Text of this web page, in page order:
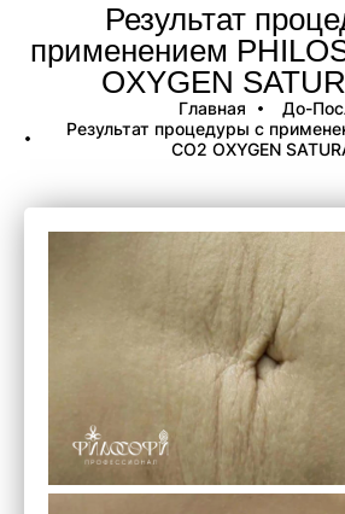
Результат
применением
OXYGEN
Главная
До-
Результат процедуры с
CO2 OXYGEN